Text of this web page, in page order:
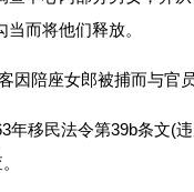
而将他们释放。
陪座女郎被捕而与官
移民法令第39b条文(违